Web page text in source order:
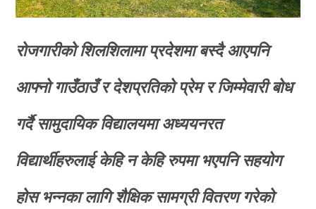
रोजगारीको शिलशिलामा प्रदेशमा बस्दै आएपनि
आफ्नो गाउँठाउँ र देशप्रतिको प्रेम र जिम्मेवारी बोध
गर्दै सामुदायिक विद्यालयमा अध्ययनरत
विद्यार्थीहरुलाई केहि न केहि रुपमा भएपनि सहयोग
होस भन्नका लागि शैक्षिक सामग्री वितरण गरेको